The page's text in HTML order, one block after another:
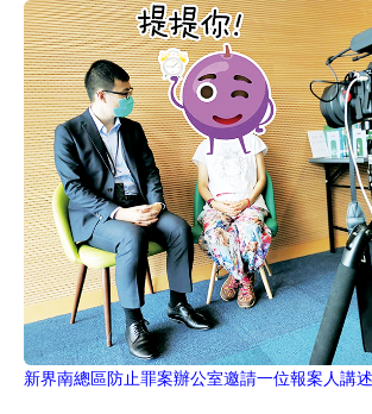
新界南總區防止罪案辦公室邀請一位報案人講述